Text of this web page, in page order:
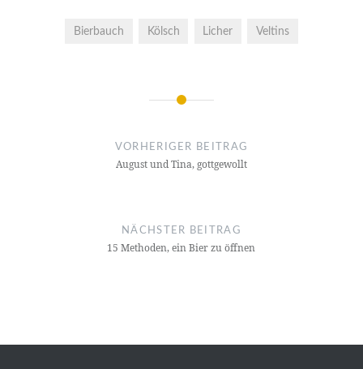
Bierbauch Kölsch Licher Veltins
NavigationVORHERIGER BEITRAG
August und Tina, gottgewollt
NÄCHSTER BEITRAG
15 Methoden, ein Bier zu öffnen